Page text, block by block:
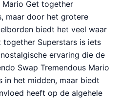
Mario Get together
maar door het grotere
biedt het veel waar
Superstars is iets
ervaring die de
Swap Tremendous Mario
in het midden, maar biedt
heeft op de algehele